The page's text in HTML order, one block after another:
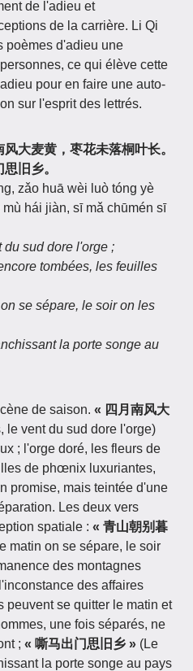
de l'adieu et
de la carrière. Li Qi
poèmes d'adieu une
ce qui élève cette
pour en faire une auto-
sur l'esprit des lettrés.
大麦黄，枣花未落桐叶长。
旧乡。
zǎo huā wèi luò tóng yè
hái jiàn, sī mǎ chūmén sī
du sud dore l'orge ;
tombées, les feuilles
se sépare, le soir on les
la porte songe au
de saison. « 四月南风大
le vent du sud dore l'orge)
; l'orge doré, les fleurs de
de phœnix luxuriantes,
promise, mais teintée d'une
Les deux vers
spatiale : « 青山朝别暮
matin on se sépare, le soir
des montagnes
des affaires
peuvent se quitter le matin et
une fois séparés, ne
; « 嘶马出门思旧乡 » (Le
la porte songe au pays